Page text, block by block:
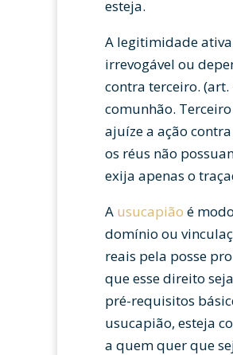
esteja.
A legitimidade
irrevogável ou
contra terceiro. (art.
comunhão.
ajuíze a ação
os réus não
exija apenas o
A usucapião é
domínio ou
reais pela posse
que esse direito
pré-requisitos
usucapião, esteja
a quem quer que